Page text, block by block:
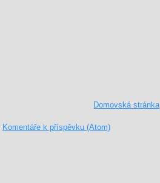
Domovská stránka
Komentáře k příspěvku (Atom)